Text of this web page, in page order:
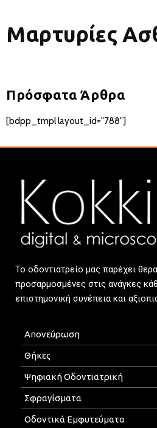
Μαρτυρίες
Πρόσφατα Άρθρα
[bdpp_tmpl layout_id="788"]
Το οδοντιατρείο μας παρέχει
προσαρμοσμένες στις ανάγκες
επιστημονική συνέπεια και
Απονεύρωση
Θήκες
Ψηφιακή Οδοντιατρική
Σφραγίσματα
Οδοντικά Εμφυτεύματα